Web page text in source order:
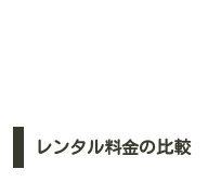
レンタル料金の比較